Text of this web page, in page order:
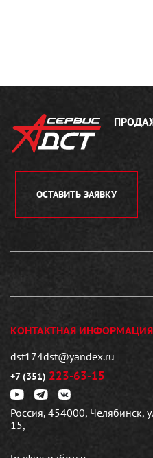
ОСТАВИТЬ ЗАЯВКУ
КОНТАКТНАЯ ИНФОРМАЦИЯ
dst174dst@yandex.ru
+7 (351) 223-63-15
Россия, 454000, Челябинск,
15,